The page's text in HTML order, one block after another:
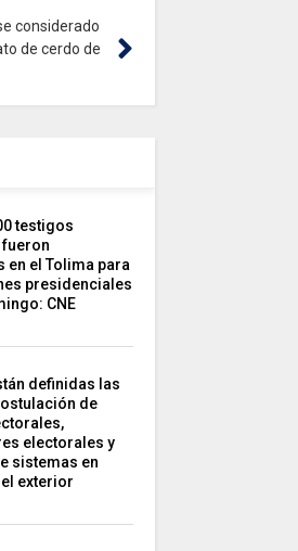
considerado
de cerdo de
testigos
en el Tolima para
presidenciales
CNE
definidas las
de
electorales y
sistemas en
exterior